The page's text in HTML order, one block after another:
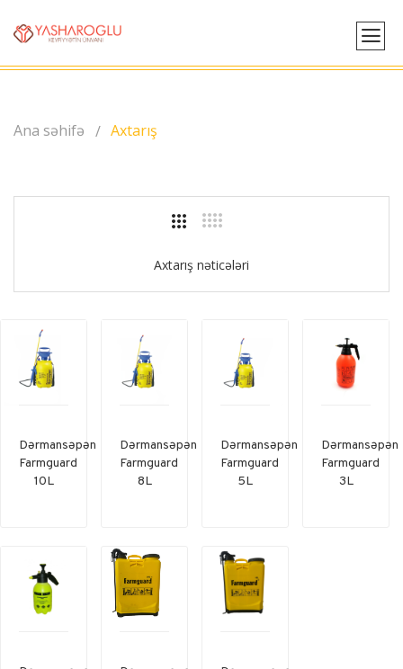
Ana səhifə Axtarış
Axtarış nəticələri
Dərmansəpən
Farmguard
10L
Dərmansəpən
Farmguard
8L
Dərmansəpən
Farmguard
5L
Dərmansəpən
Farmguard
3L